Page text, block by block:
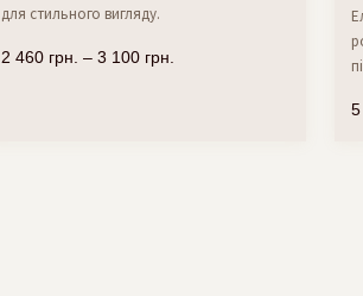
для стильного вигляду.
2 460 грн. – 3 100 грн.